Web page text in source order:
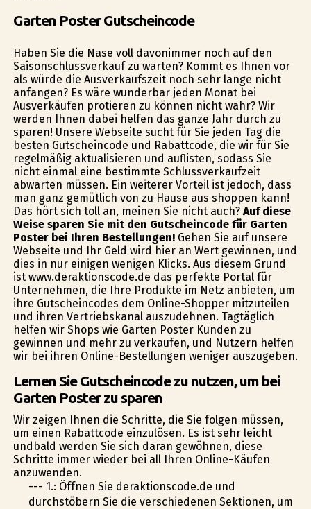
Garten Poster Gutscheincode
Haben Sie die Nase voll davonimmer noch auf den
Saisonschlussverkauf zu warten? Kommt es Ihnen vor
als würde die Ausverkaufszeit noch sehr lange nicht
anfangen? Es wäre wunderbar jeden Monat bei
Ausverkäufen profitieren zu können nicht wahr? Wir
werden Ihnen dabei helfen das ganze Jahr durch zu
sparen! Unsere Webseite sucht für Sie jeden Tag die
besten Gutscheincode und Rabattcode, die wir für Sie
regelmäßig aktualisieren und auflisten, sodass Sie
nicht einmal eine bestimmte Schlussverkaufzeit
abwarten müssen. Ein weiterer Vorteil ist jedoch, dass
man ganz gemütlich von zu Hause aus shoppen kann!
Das hört sich toll an, meinen Sie nicht auch? Auf diese
Weise sparen Sie mit den Gutscheincode für Garten
Poster bei Ihren Bestellungen!Gehen Sie auf unsere
Webseite und Ihr Geld wird hier an Wert gewinnen, und
dies in nur einigen wenigen Klicks. Aus diesem Grund
ist www.deraktionscode.de das perfekte Portal für
Unternehmen, die Ihre Produkte im Netz anbieten, um
ihre Gutscheincodes dem Online-Shopper mitzuteilen
und ihren Vertriebskanal auszudehnen. Tagtäglich
helfen wir Shops wie Garten Poster Kunden zu
gewinnen und mehr zu verkaufen, und Nutzern helfen
wir bei ihren Online-Bestellungen weniger auszugeben.
Lernen Sie Gutscheincode zu nutzen, um bei
Garten Poster zu sparen
Wir zeigen Ihnen die Schritte, die Sie folgen müssen,
um einen Rabattcode einzulösen. Es ist sehr leicht
undbald werden Sie sich daran gewöhnen, diese
Schritte immer wieder bei all Ihren Online-Käufen
anzuwenden.
--- 1.: Öffnen Sie deraktionscode.de und
durchstöbern Sie die verschiedenen Sektionen, um